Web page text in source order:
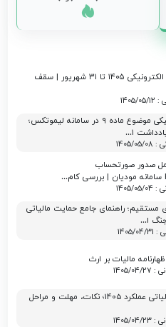
تمدید مهلت دفاتر تجاری الکترونیکی ۱۴۰۵ تا ۳۱ شهریور | سقف
12
ارسال صورتحساب الکترونیکی موضوع ماده ۹ در سامانه لیموتکس؛
۱…
05/08
صدور صورتحساب
05/04
مستقیم؛ راهنمای جامع حمایت مالیاتی
ا…
04/31
مالیات بر ارث
04/27
راهنمای جامع اظهارنامه مالیاتی عملکرد 1405؛ نکات، مهلت و مراحل
04/23